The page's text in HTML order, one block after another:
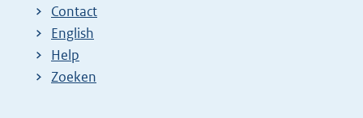
Contact
English
Help
Zoeken